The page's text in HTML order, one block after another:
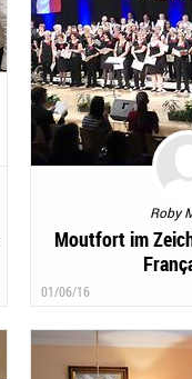
Roby
Moutfort im
01/06/16